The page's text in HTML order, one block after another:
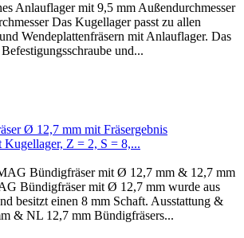
Anlauflager mit 9,5 mm Außendurchmesser
Das Kugellager passt zu allen
Wendeplattenfräsern mit Anlauflager. Das
und...
Z = 2, S = 8,...
Bündigfräser mit Ø 12,7 mm & 12,7 mm
Bündigfräser mit Ø 12,7 mm wurde aus
besitzt einen 8 mm Schaft. Ausstattung &
& NL 12,7 mm Bündigfräsers...